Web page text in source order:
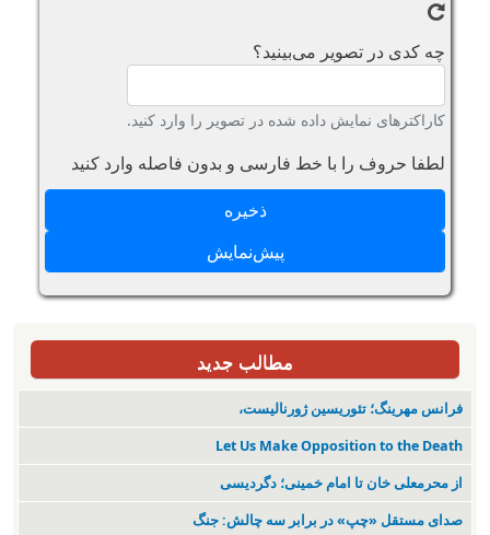
چه کدی در تصویر می‌بینید؟
کاراکترهای نمایش داده شده در تصویر را وارد کنید.
لطفا حروف را با خط فارسی و بدون فاصله وارد کنید
مطالب جدید
فرانس مهرینگ؛ تئوریسین ژورنالیست،
Let Us Make Opposition to the Death
از محرمعلی خان تا امام خمینی؛ دگردیسی
صدای مستقل «چپ» در برابر سه چالش: جنگ